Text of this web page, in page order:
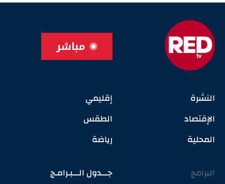
مباشر
النشرة
الإقتصاد
المحلية
إقليمي
الطقس
رياضة
البرامج
جـــدول الـــبـرامـج